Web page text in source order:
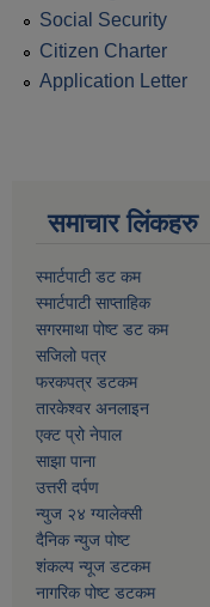
Social Security
Citizen Charter
Application Letter
समाचार लिंकहरु
स्मार्टपाटी डट कम
स्मार्टपाटी साप्ताहिक
सगरमाथा पोष्ट डट कम
सजिलो पत्र
फरकपत्र डटकम
तारकेश्वर अनलाइन
एक्ट प्रो नेपाल
साझा पाना
उत्तरी दर्पण
न्युज २४ ग्यालेक्सी
दैनिक न्युज पोष्ट
शंकल्प न्यूज डटकम
नागरिक पोष्ट डटकम